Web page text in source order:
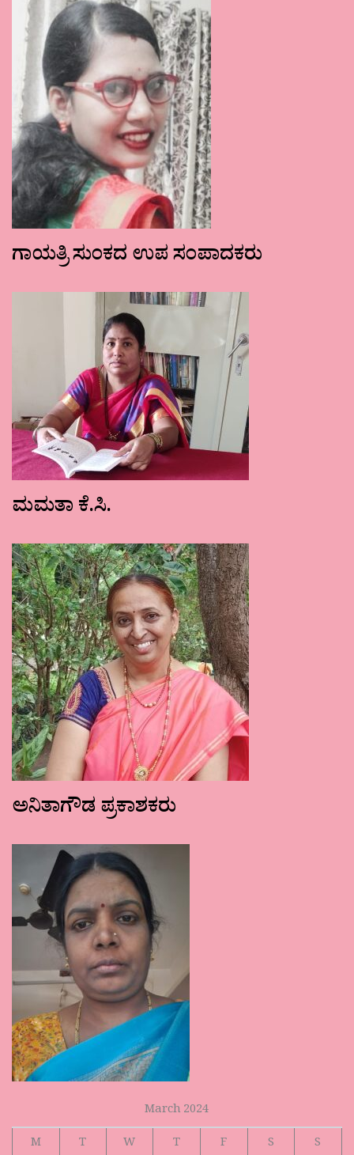
ಗಾಯತ್ರಿ ಸುಂಕದ ಉಪ ಸಂಪಾದಕರು
ಮಮತಾ ಕೆ.ಸಿ.
ಅನಿತಾಗೌಡ ಪ್ರಕಾಶಕರು
March 2024
M
T W T F S
S